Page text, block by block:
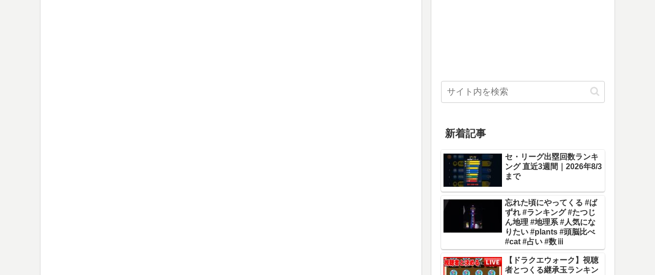
新着記事
セ・リーグ出塁回数ランキ
ング 直近3週間｜2026年8/3
まで
忘れた頃にやってくる #ば
ずれ #ランキング #たつじ
ん地理 #地理系 #人気にな
りたい #plants #頭脳比べ
#cat #占い #数ⅲ
【ドラクエウォーク】視聴
者とつくる継承玉ランキン